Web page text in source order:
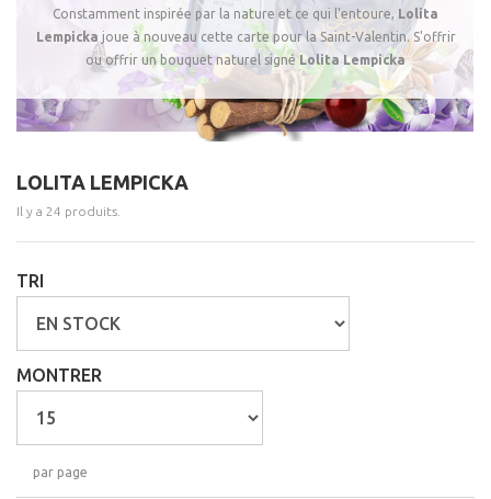
Constamment inspirée par la nature et ce qui l'entoure, Lolita
Lempicka joue à nouveau cette carte pour la Saint-Valentin.S'offrir
ou offrir un bouquet naturel signéLolita Lempicka
LOLITA LEMPICKA
Il y a 24 produits.
TRI
MONTRER
par page